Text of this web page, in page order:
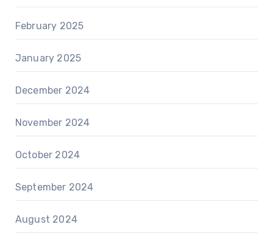
February 2025
January 2025
December 2024
November 2024
October 2024
September 2024
August 2024